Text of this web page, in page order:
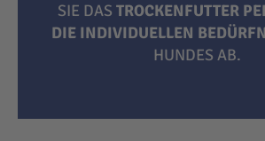
SIE DAS TROCKENFUTTER
DIE INDIVIDUELLEN
HUNDES AB.